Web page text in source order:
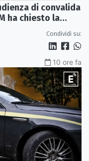
di convalida
ha chiesto la
Condividi su:
10 ore fa